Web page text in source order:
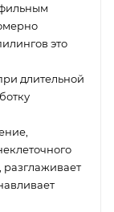
это
длительной
разглаживает